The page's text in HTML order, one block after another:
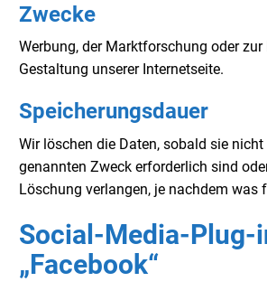
Zwecke
Werbung, der Marktforschung oder
Gestaltung unserer Internetseite.
Speicherungsdauer
Wir löschen die Daten, sobald sie
genannten Zweck erforderlich sind
Löschung verlangen, je nachdem was
Social-Media-Plug-
„Facebook“